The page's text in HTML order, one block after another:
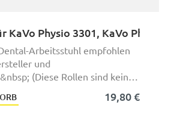
KaVo Physio 3301, KaVo Physio
Arbeitsstuhl empfohlen
und
(Diese Rollen sind keine
19,80 €